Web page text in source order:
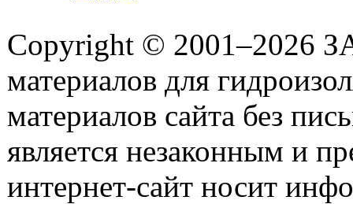
Copyright © 2001–2026
материалов для
материалов сайта без
является незаконным и
интернет-сайт носит